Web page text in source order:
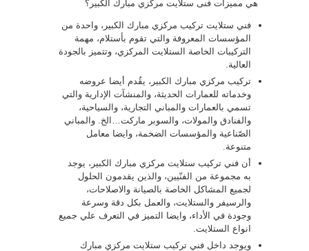
هي مميزات فنى ستلايت مركزي مبارك الكبير؟
فني ستلايت تركيب مركزي مبارك الكبير، واحدة من
المؤسسات المعروفة والتي تقوم بأستلام، مهمة
التركيبات الخاصة الستلايت المركزي، وتتميز بالجودة
العالية.
تركيب مركزي مبارك الكبير، يقُدم أيضا عروضه
وخدماته للعمارات الحديثة، والمنشآت الإدارية والتي
تسمي بالعمارات والمباني التجارية، والسياحية،
والفنادق والمولات، والسوبر ماركت…الخ. والمباني
الصّناعية والمؤسسات الضخمة، وايضا معامل
متنوعة.
أن فني تركيب ستلايت مركزي مبارك الكبير، يوجد
به مجموعة من الفنّيين، والذين يقدمون الحلول
لجميع المشاكل الخاصة بالصيانة والاصلاحات،
والرسيفر والستلايت، والعمل بكل دقة وسرعة
وجودة في الأداء، وايضا التميز في التعرف علي جميع
انواع الستلايت.
ويوجد داخل فني تركيب ستلايت مركزي مبارك